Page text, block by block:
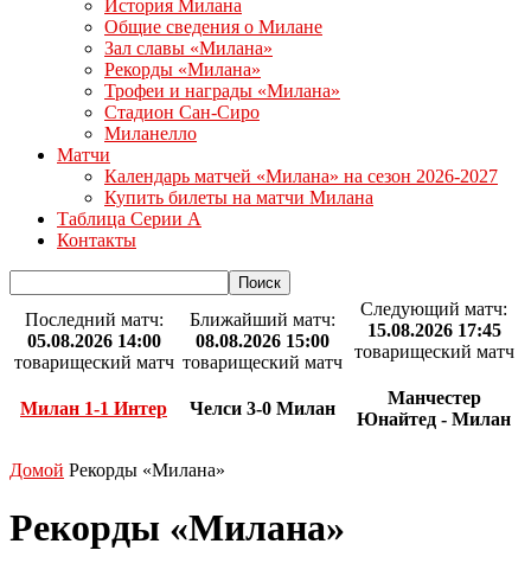
История Милана
Общие сведения о Милане
Зал славы «Милана»
Рекорды «Милана»
Трофеи и награды «Милана»
Стадион Сан-Сиро
Миланелло
Матчи
Календарь матчей «Милана» на сезон 2026-2027
Купить билеты на матчи Милана
Таблица Серии А
Контакты
Последний матч:
05.08.2026 14:00
товарищеский матч
Милан 1-1 Интер
Ближайший матч:
08.08.2026 15:00
товарищеский матч
Челси 3-0 Милан
Следующий матч:
15.08.2026 17:45
товарищеский матч
Манчестер
Юнайтед - Милан
Домой Рекорды «Милана»
Рекорды «Милана»